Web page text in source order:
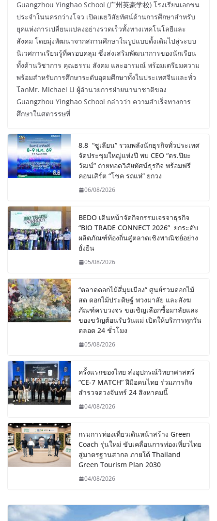
Guangzhou Yinghao School (广州英豪学校) โรงเรียนเอกชน
ประจำในนครกว่างโจว เปิดเผยวิสัยทัศน์ด้านการศึกษาสำหรับ
ยุคแห่งการเปลี่ยนแปลงอย่างรวดเร็วทั้งทางเทคโนโลยีและ
สังคม โดยมุ่งพัฒนาจากสถานศึกษาในรูปแบบดั้งเดิมไปสู่ระบบ
นิเวศการเรียนรู้ที่ครอบคลุม ซึ่งส่งเสริมพัฒนาการของนักเรียน
ทั้งด้านวิชาการ คุณธรรม สังคม และอารมณ์ พร้อมเตรียมความ
พร้อมสำหรับการศึกษาระดับอุดมศึกษาทั้งในประเทศจีนและทั่ว
โลกMr. Michael Li ผู้อำนวยการฝ่ายนานาชาติของ
Guangzhou Yinghao School กล่าวว่า ความสำเร็จทางการ
ศึกษาในศตวรรษที่
8.8 “ซูเลียน” รวมพลังนักธุรกิจทั่วประเทศ
จัดประชุมใหญ่แห่งปี พบ CEO “ดร.ปิยะ
วัฒน์” ถ่ายทอดวิสัยทัศน์ธุรกิจ พร้อมฟรี
คอนเสิร์ต “โชค รถแห่” ยกวง
06/08/2026
BEDO เดินหน้าจัดกิจกรรมเจรจาธุรกิจ
“BIO TRADE CONNECT 2026” ยกระดับ
ผลิตภัณฑ์ท้องถิ่นสู่ตลาดเชิงพาณิชย์อย่าง
ยั่งยืน
05/08/2026
“ตลาดดอกไม้สี่มุมเมือง” ศูนย์รวมดอกไม้
สด ดอกไม้ประดิษฐ์ พวงมาลัย และสังฆ
ภัณฑ์ครบวงจร ขอเชิญเลือกซื้อมาลัยและ
ของขวัญต้อนรับวันแม่ เปิดให้บริการทุกวัน
ตลอด 24 ชั่วโมง
05/08/2026
ครั้งแรกของไทย ส่งอุปกรณ์วิทยาศาสตร์
“CE-7 MATCH” ฝีมือคนไทย ร่วมภารกิจ
สำรวจดวงจันทร์ 24 สิงหาคมนี้
04/08/2026
กรมการท่องเที่ยวเดินหน้าสร้าง Green
Coach รุ่นใหม่ ขับเคลื่อนการท่องเที่ยวไทย
สู่มาตรฐานสากล ภายใต้ Thailand
Green Tourism Plan 2030
04/08/2026